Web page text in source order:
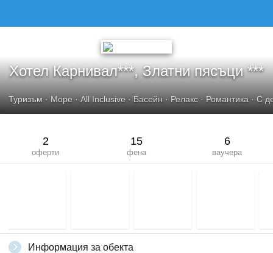
Хотел Карнивал***, Златни пясъци ***
Туризъм · Море ·All Inclusive · Басейн · Релакс · Романтика · С
2
оферти
15
фена
6
ваучера
Информация за обекта